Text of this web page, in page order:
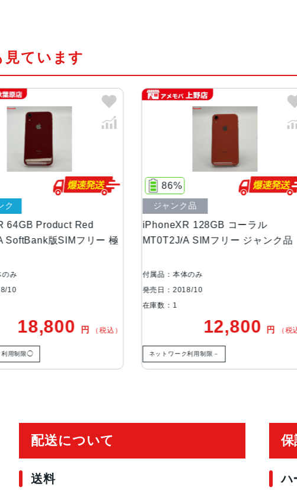
カラー ブルー、イエロー、プロダクトレッド、
容量 64GB、128GB、256GB
サイズ・重さ 150.9×75.7×8.3mm ・194g
液晶 6.1インチ(1,792ｘ828)Liquid Retina HD
アウトカメラ 1,200万画素
生体認証 FaceID
発売日 2018年10月26日
ています
極
込）
iPhoneXR 128GB コーラル
MT0T2J/A SIMフリー ジャンク品
86%
12,800 （税込）
iPhoneXR
NT032J/A
80%
配送について
送料 ハ